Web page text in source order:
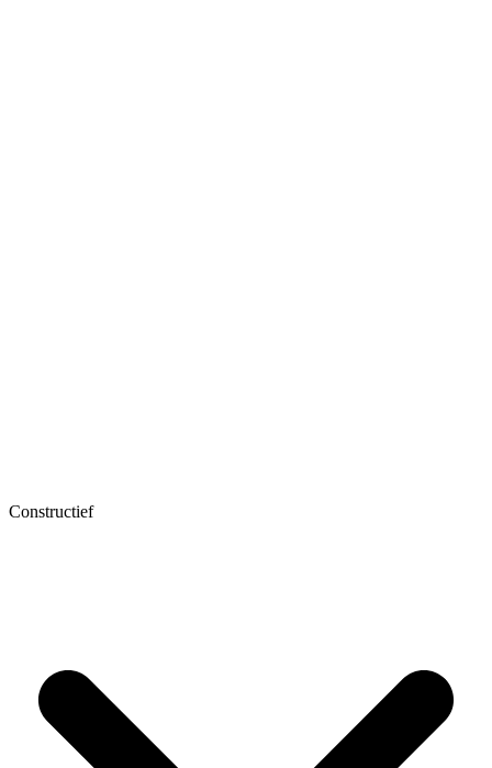
Constructief